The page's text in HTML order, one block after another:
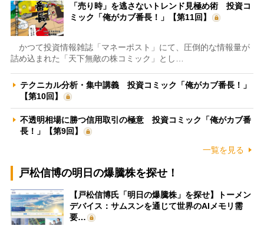
「売り時」を逃さないトレンド見極め術 投資コ
ミック「俺がカブ番長！」【第11回】
かつて投資情報雑誌「マネーポスト」にて、圧倒的な情報量が
詰め込まれた「天下無敵の株コミック」とし…
テクニカル分析・集中講義 投資コミック「俺がカブ番長！」
【第10回】
不透明相場に勝つ信用取引の極意 投資コミック「俺がカブ番
長！」【第9回】
一覧を見る
戸松信博の明日の爆騰株を探せ！
【戸松信博氏「明日の爆騰株」を探せ】トーメン
デバイス：サムスンを通じて世界のAIメモリ需
要…